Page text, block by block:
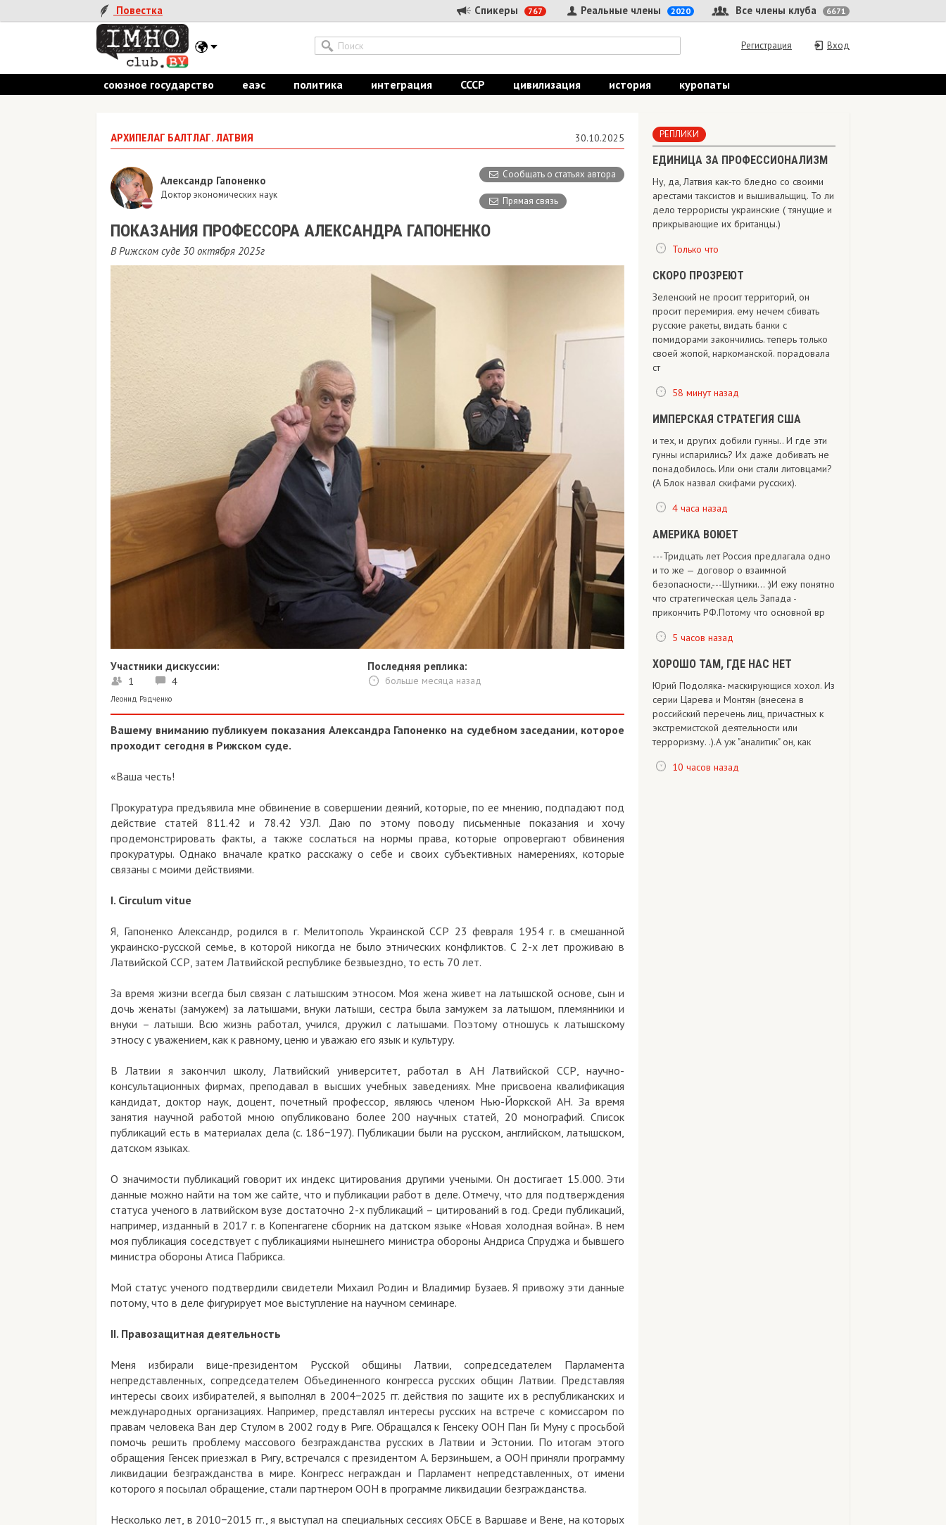
Повестка Спикеры 767 Все члены клуба 6671
Реальные члены 2020
Вход
Регистрация
союзное государство еаэс политика интеграция СССР цивилизация история куропаты
АРХИПЕЛАГ БАЛТЛАГ. ЛАТВИЯ 30.10.2025
Сообщать о статьях автора
Прямая связь
Александр Гапоненко
Доктор экономических наук
ПОКАЗАНИЯ ПРОФЕССОРА АЛЕКСАНДРА ГАПОНЕНКО
В Рижском суде 30 октября 2025г
Участники дискуссии:
1 4
Последняя реплика:
больше месяца назад
Леонид Радченко
Вашему вниманию публикуем показания Александра Гапоненко на судебном заседании, которое
проходит сегодня в Рижском суде.
«Ваша честь!
Прокуратура предъявила мне обвинение в совершении деяний, которые, по ее мнению, подпадают под
действие статей 811.42 и 78.42 УЗЛ. Даю по этому поводу письменные показания и хочу
продемонстрировать факты, а также сослаться на нормы права, которые опровергают обвинения
прокуратуры. Однако вначале кратко расскажу о себе и своих субъективных намерениях, которые
связаны с моими действиями.
I. Circulum vitue
Я, Гапоненко Александр, родился в г. Мелитополь Украинской ССР 23 февраля 1954 г. в смешанной
украинско-русской семье, в которой никогда не было этнических конфликтов. С 2-х лет проживаю в
Латвийской ССР, затем Латвийской республике безвыездно, то есть 70 лет.
За время жизни всегда был связан с латышским этносом. Моя жена живет на латышской основе, сын и
дочь женаты (замужем) за латышами, внуки латыши, сестра была замужем за латышом, племянники и
внуки – латыши. Всю жизнь работал, учился, дружил с латышами. Поэтому отношусь к латышскому
этносу с уважением, как к равному, ценю и уважаю его язык и культуру.
В Латвии я закончил школу, Латвийский университет, работал в АН Латвийской ССР, научно-
консультационных фирмах, преподавал в высших учебных заведениях. Мне присвоена квалификация
кандидат, доктор наук, доцент, почетный профессор, являюсь членом Нью-Йоркской АН. За время
занятия научной работой мною опубликовано более 200 научных статей, 20 монографий. Список
публикаций есть в материалах дела (с. 186−197). Публикации были на русском, английском, латышском,
датском языках.
О значимости публикаций говорит их индекс цитирования другими учеными. Он достигает 15.000. Эти
данные можно найти на том же сайте, что и публикации работ в деле. Отмечу, что для подтверждения
статуса ученого в латвийском вузе достаточно 2-х публикаций – цитирований в год. Среди публикаций,
например, изданный в 2017 г. в Копенгагене сборник на датском языке «Новая холодная война». В нем
моя публикация соседствует с публикациями нынешнего министра обороны Андриса Спруджа и бывшего
министра обороны Атиса Пабрикса.
Мой статус ученого подтвердили свидетели Михаил Родин и Владимир Бузаев. Я привожу эти данные
потому, что в деле фигурирует мое выступление на научном семинаре.
II. Правозащитная деятельность
Меня избирали вице-президентом Русской общины Латвии, сопредседателем Парламента
непредставленных, сопредседателем Объединенного конгресса русских общин Латвии. Представляя
интересы своих избирателей, я выполнял в 2004−2025 гг. действия по защите их в республиканских и
международных организациях. Например, представлял интересы русских на встрече с комиссаром по
правам человека Ван дер Стулом в 2002 году в Риге. Обращался к Генсеку ООН Пан Ги Муну с просьбой
помочь решить проблему массового безгражданства русских в Латвии и Эстонии. По итогам этого
обращения Генсек приезжал в Ригу, встречался с президентом А. Берзиньшем, а ООН приняли программу
ликвидации безгражданства в мире. Конгресс неграждан и Парламент непредставленных, от имени
которого я посылал обращение, стали партнером ООН в программе ликвидации безгражданства.
Несколько лет, в 2010−2015 гг., я выступал на специальных сессиях ОБСЕ в Варшаве и Вене, на которых
РЕПЛИКИ
ЕДИНИЦА ЗА ПРОФЕССИОНАЛИЗМ
Ну, да, Латвия как-то бледно со своими
арестами таксистов и вышивальщиц. То ли
дело террористы украинские ( тянущие и
прикрывающие их британцы.)
Только что
СКОРО ПРОЗРЕЮТ
Зеленский не просит территорий, он
просит перемирия. ему нечем сбивать
русские ракеты, видать банки с
помидорами закончились. теперь только
своей жопой, наркоманской. порадовала
ст
58 минут назад
ИМПЕРСКАЯ СТРАТЕГИЯ США
и тех, и других добили гунны.. И где эти
гунны испарились? Их даже добивать не
понадобилось. Или они стали литовцами?
(А Блок назвал скифами русских).
4 часа назад
АМЕРИКА ВОЮЕТ
---Тридцать лет Россия предлагала одно
и то же — договор о взаимной
безопасности,---Шутники... :)И ежу понятно
что стратегическая цель Запада -
прикончить РФ.Потому что основной вр
5 часов назад
ХОРОШО ТАМ, ГДЕ НАС НЕТ
Юрий Подоляка- маскирующися хохол. Из
серии Царева и Монтян (внесена в
российский перечень лиц, причастных к
экстремистской деятельности или
терроризму. .).А уж "аналитик" он, как
10 часов назад